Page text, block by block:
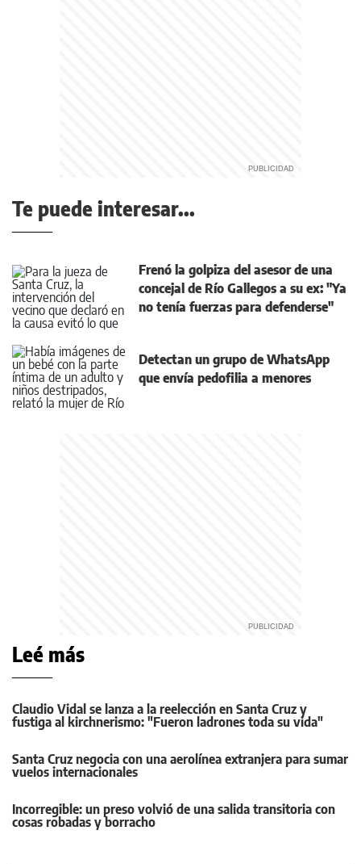
Te puede interesar...
Frenó la golpiza del asesor de una
concejal de Río Gallegos a su ex: "Ya
no tenía fuerzas para defenderse"
Detectan un grupo de WhatsApp
que envía pedofilia a menores
Leé más
Claudio Vidal se lanza a la reelección en Santa Cruz y
fustiga al kirchnerismo: "Fueron ladrones toda su vida"
Santa Cruz negocia con una aerolínea extranjera para sumar
vuelos internacionales
Incorregible: un preso volvió de una salida transitoria con
cosas robadas y borracho